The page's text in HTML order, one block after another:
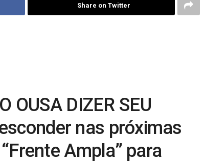
Share on Twitter
OUSA DIZER SEU
nas próximas
Ampla” para